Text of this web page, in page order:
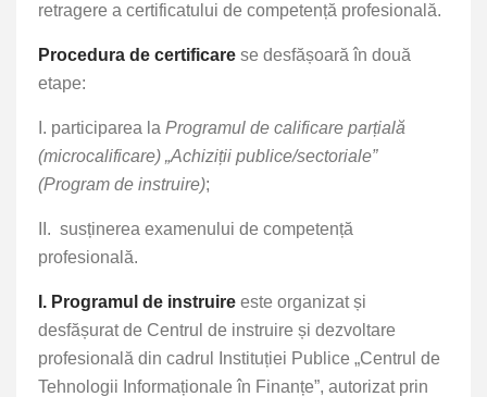
retragere a certificatului de competență profesională.
Procedura de certificare se desfășoară în două
etape:
I. participarea la Programul de calificare parțială
(microcalificare) „Achiziții publice/sectoriale”
(Program de instruire);
II. susținerea examenului de competență
profesională.
I. Programul de instruire este organizat și
desfășurat de Centrul de instruire și dezvoltare
profesională din cadrul Instituției Publice „Centrul de
Tehnologii Informaționale în Finanțe”, autorizat prin